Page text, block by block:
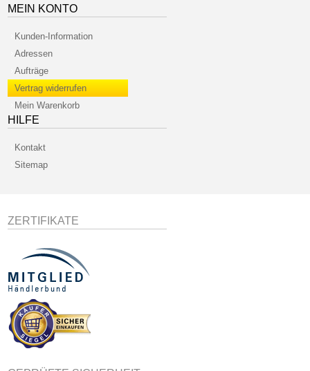
MEIN KONTO
Kunden-Information
Adressen
Aufträge
Vertrag widerrufen
Mein Warenkorb
HILFE
Kontakt
Sitemap
ZERTIFIKATE